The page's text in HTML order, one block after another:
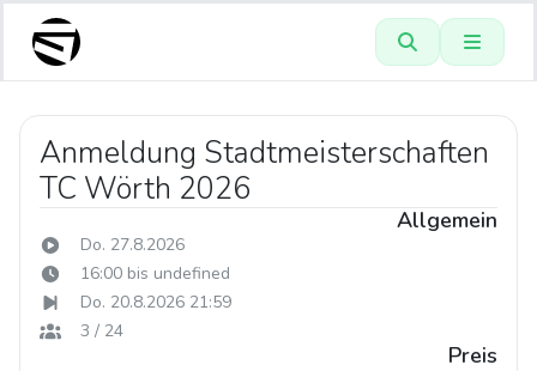
Anmeldung Stadtmeisterschaften
TC Wörth 2026
Allgemein
Do. 27.8.2026
16:00 bis undefined
Do. 20.8.2026 21:59
3 / 24
Preis